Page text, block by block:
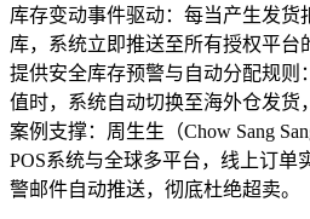
库存变动事件驱动：每当产生发货
库，系统立即推送至所有授权平台
提供安全库存预警与自动分配规则
值时，系统自动切换至海外仓发货
案例支撑：周生生（Chow Sang
POS系统与全球多平台，线上订单
警邮件自动推送，彻底杜绝超卖。